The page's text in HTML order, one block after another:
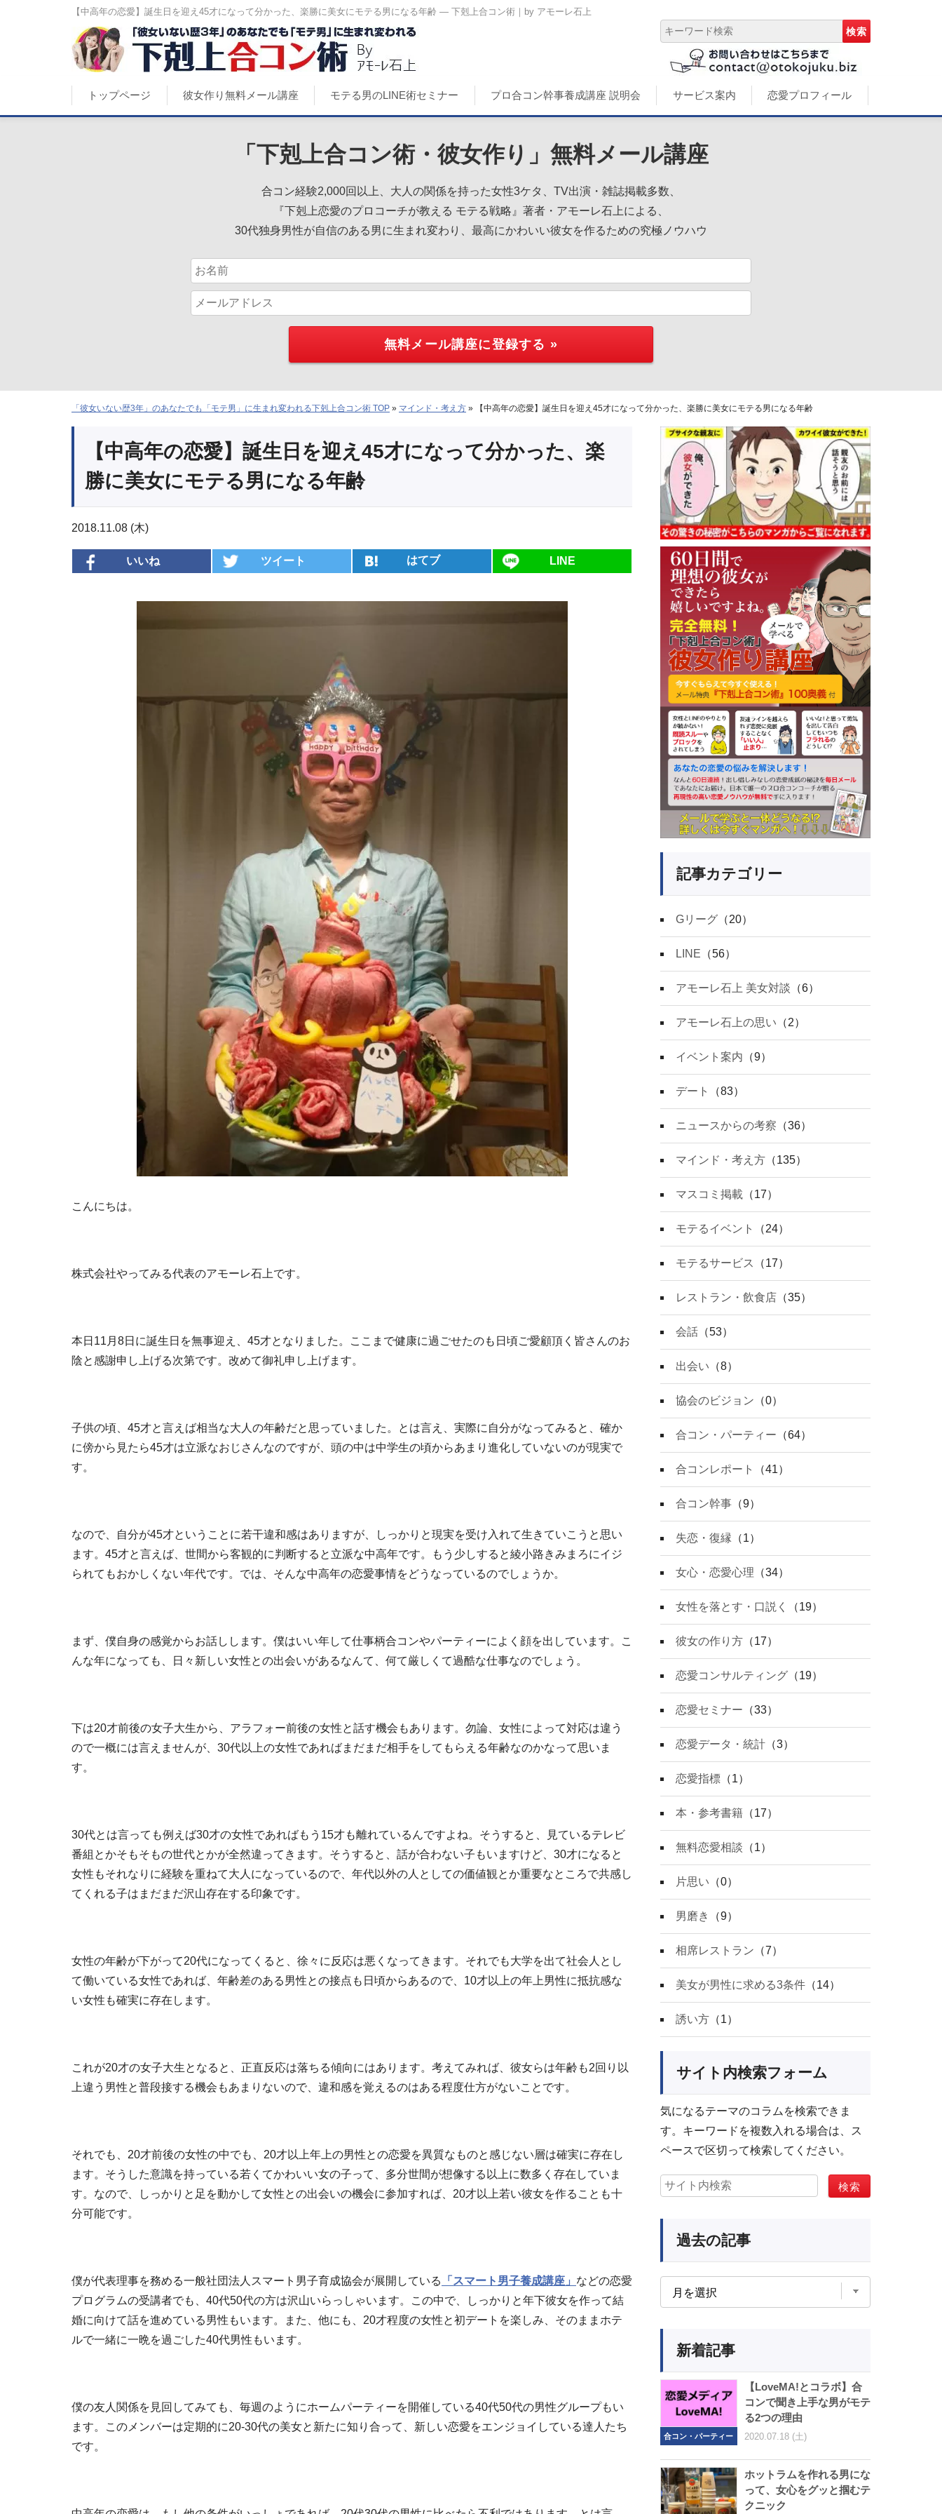
【中高年の恋愛】誕生日を迎え45才になって分かった、楽勝に美女にモテる男になる年齢 ― 下剋上合コン術｜by アモーレ石上
トップページ 彼女作り無料メール講座 モテる男のLINE術セミナー プロ合コン幹事養成講座 説明会 サービス案内 恋愛プロフィール
「下剋上合コン術・彼女作り」無料メール講座
合コン経験2,000回以上、大人の関係を持った女性3ケタ、TV出演・雑誌掲載多数、
『下剋上恋愛のプロコーチが教える モテる戦略』著者・アモーレ石上による、
30代独身男性が自信のある男に生まれ変わり、最高にかわいい彼女を作るための究極ノウハウ
「彼女いない歴3年」のあなたでも「モテ男」に生まれ変われる下剋上合コン術 TOP » マインド・考え方 » 【中高年の恋愛】誕生日を迎え45才になって分かった、楽勝に美女にモテる男になる年齢
【中高年の恋愛】誕生日を迎え45才になって分かった、楽
勝に美女にモテる男になる年齢
2018.11.08 (木)
いいね ツイート はてブ LINE
こんにちは。
株式会社やってみる代表のアモーレ石上です。
本日11月8日に誕生日を無事迎え、45才となりました。ここまで健康に過ごせたのも日頃ご愛顧頂く皆さんのお
陰と感謝申し上げる次第です。改めて御礼申し上げます。
子供の頃、45才と言えば相当な大人の年齢だと思っていました。とは言え、実際に自分がなってみると、確か
に傍から見たら45才は立派なおじさんなのですが、頭の中は中学生の頃からあまり進化していないのが現実で
す。
なので、自分が45才ということに若干違和感はありますが、しっかりと現実を受け入れて生きていこうと思い
ます。45才と言えば、世間から客観的に判断すると立派な中高年です。もう少しすると綾小路きみまろにイジ
られてもおかしくない年代です。では、そんな中高年の恋愛事情をどうなっているのでしょうか。
まず、僕自身の感覚からお話しします。僕はいい年して仕事柄合コンやパーティーによく顔を出しています。こ
んな年になっても、日々新しい女性との出会いがあるなんて、何て厳しくて過酷な仕事なのでしょう。
下は20才前後の女子大生から、アラフォー前後の女性と話す機会もあります。勿論、女性によって対応は違う
ので一概には言えませんが、30代以上の女性であればまだまだ相手をしてもらえる年齢なのかなって思いま
す。
30代とは言っても例えば30才の女性であればもう15才も離れているんですよね。そうすると、見ているテレビ
番組とかそもそもの世代とかが全然違ってきます。そうすると、話が合わない子もいますけど、30才になると
女性もそれなりに経験を重ねて大人になっているので、年代以外の人としての価値観とか重要なところで共感し
てくれる子はまだまだ沢山存在する印象です。
女性の年齢が下がって20代になってくると、徐々に反応は悪くなってきます。それでも大学を出て社会人とし
て働いている女性であれば、年齢差のある男性との接点も日頃からあるので、10才以上の年上男性に抵抗感な
い女性も確実に存在します。
これが20才の女子大生となると、正直反応は落ちる傾向にはあります。考えてみれば、彼女らは年齢も2回り以
上違う男性と普段接する機会もあまりないので、違和感を覚えるのはある程度仕方がないことです。
それでも、20才前後の女性の中でも、20才以上年上の男性との恋愛を異質なものと感じない層は確実に存在し
ます。そうした意識を持っている若くてかわいい女の子って、多分世間が想像する以上に数多く存在していま
す。なので、しっかりと足を動かして女性との出会いの機会に参加すれば、20才以上若い彼女を作ることも十
分可能です。
僕が代表理事を務める一般社団法人スマート男子育成協会が展開している 「スマート男子養成講座」 などの恋愛
プログラムの受講者でも、40代50代の方は沢山いらっしゃいます。この中で、しっかりと年下彼女を作って結
婚に向けて話を進めている男性もいます。また、他にも、20才程度の女性と初デートを楽しみ、そのままホテ
ルで一緒に一晩を過ごした40代男性もいます。
僕の友人関係を見回してみても、毎週のようにホームパーティーを開催している40代50代の男性グループもい
ます。このメンバーは定期的に20-30代の美女と新たに知り合って、新しい恋愛をエンジョイしている達人たち
です。
記事カテゴリー
Gリーグ （20）
LINE （56）
アモーレ石上 美女対談 （6）
アモーレ石上の思い （2）
イベント案内 （9）
デート （83）
ニュースからの考察 （36）
マインド・考え方 （135）
マスコミ掲載 （17）
モテるイベント （24）
モテるサービス （17）
レストラン・飲食店 （35）
会話 （53）
出会い （8）
協会のビジョン （0）
合コン・パーティー （64）
合コンレポート （41）
合コン幹事 （9）
失恋・復縁 （1）
女心・恋愛心理 （34）
女性を落とす・口説く （19）
彼女の作り方 （17）
恋愛コンサルティング （19）
恋愛セミナー （33）
恋愛データ・統計 （3）
恋愛指標 （1）
本・参考書籍 （17）
無料恋愛相談 （1）
片思い （0）
男磨き （9）
相席レストラン （7）
美女が男性に求める3条件 （14）
誘い方 （1）
サイト内検索フォーム
気になるテーマのコラムを検索できま
す。キーワードを複数入れる場合は、ス
ペースで区切って検索してください。
過去の記事
新着記事
合コン・パーティー
【LoveMA!とコラボ】合
コンで聞き上手な男がモテ
る2つの理由
2020.07.18 (土)
ホットラムを作れる男にな
って、女心をグッと掴むテ
クニック